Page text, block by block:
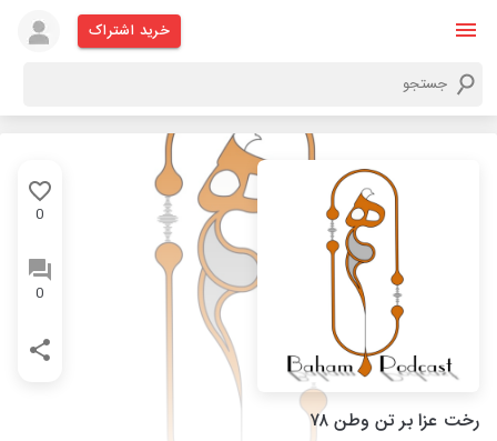
خرید اشتراک
0
0
رخت عزا بر تن وطن ۷۸